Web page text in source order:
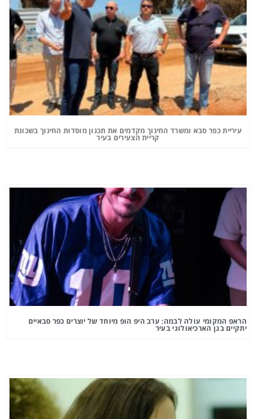
עיריית כפר סבא ומשרד החינוך מקדמים את תכנון מוסדות החינוך בשכונת
קריית הצעירים בעיר
הראפ המקומי עולה לבמה: ערב היפ הופ מיוחד של יוצרים כפר סבאיים
יתקיים בגן הארכיאולוגי בעיר